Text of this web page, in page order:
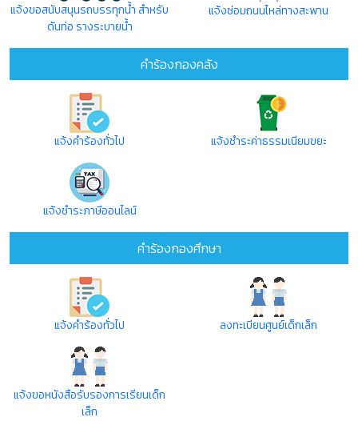
แจ้งขอสนับสนุนรถบรรทุกน้ำ สำหรับ
ดันท่อ รางระบายน้ำ
แจ้งซ่อมถนนไหล่ทางสะพาน
คำร้องกองคลัง
แจ้งคำร้องทั่วไป แจ้งชำระค่าธรรมเนียมขยะ
แจ้งชำระภาษีออนไลน์
คำร้องกองศึกษา
แจ้งคำร้องทั่วไป ลงทะเบียนศูนย์เด็กเล็ก
แจ้งขอหนังสือรับรองการเรียนเด็ก
เล็ก